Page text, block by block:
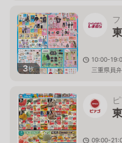
3枚
10:00-
三重県員
09:00-